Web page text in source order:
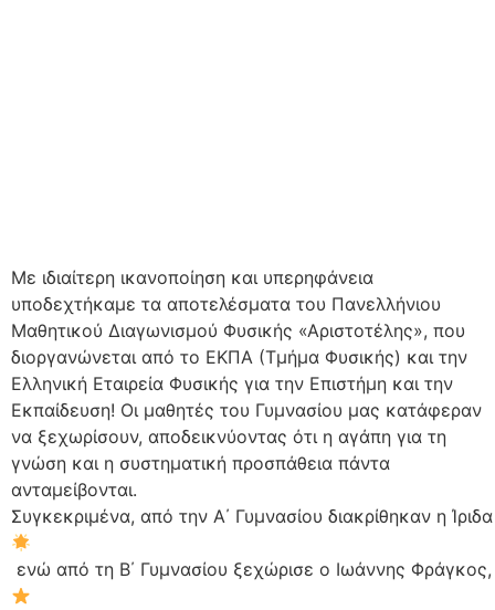
Με ιδιαίτερη ικανοποίηση και υπερηφάνεια
υποδεχτήκαμε τα αποτελέσματα του Πανελλήνιου
Μαθητικού Διαγωνισμού Φυσικής «Αριστοτέλης», που
διοργανώνεται από το ΕΚΠΑ (Τμήμα Φυσικής) και την
Ελληνική Εταιρεία Φυσικής για την Επιστήμη και την
Εκπαίδευση! Οι μαθητές του Γυμνασίου μας κατάφεραν
να ξεχωρίσουν, αποδεικνύοντας ότι η αγάπη για τη
γνώση και η συστηματική προσπάθεια πάντα
ανταμείβονται.
Συγκεκριμένα, από την Α΄ Γυμνασίου διακρίθηκαν η
ενώ από τη Β΄ Γυμνασίου ξεχώρισε ο Ιωάννης